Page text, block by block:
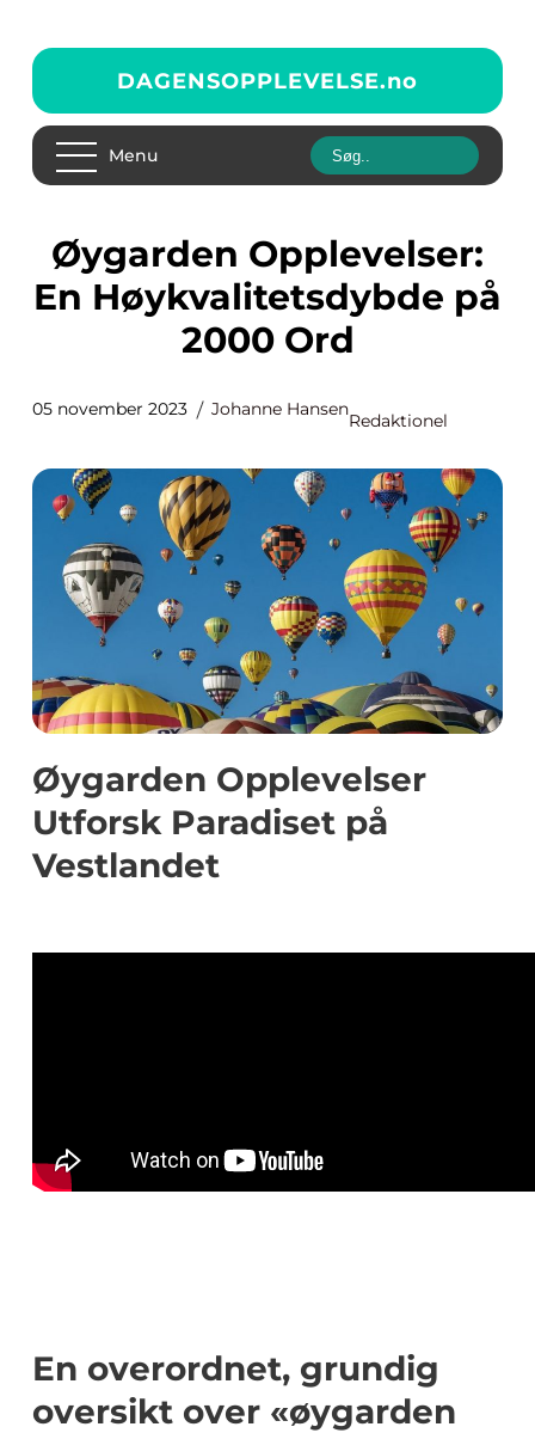
DAGENSOPPLEVELSE.no
Menu
Øygarden Opplevelser:
En Høykvalitetsdybde på
2000 Ord
05 november 2023 Johanne Hansen
Redaktionel
Øygarden Opplevelser
Utforsk Paradiset på
Vestlandet
En overordnet, grundig
oversikt over «øygarden